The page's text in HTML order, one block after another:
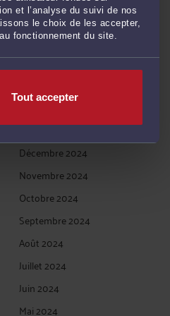
et l’analyse du suivi de nos
le choix de les accepter,
fonctionnement du site.
Tout accepter
Juin 2025
Mai 2025
Avril 2025
Février 2025
Janvier 2025
Décembre 2024
Novembre 2024
Octobre 2024
Septembre 2024
Août 2024
Juillet 2024
Juin 2024
Mai 2024